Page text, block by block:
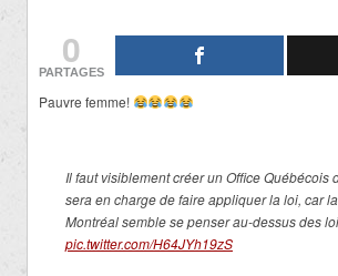
0
PARTAGES
Pauvre femme!
Il faut visiblement créer un Office Québécois
sera en charge de faire appliquer la loi, car
Montréal semble se penser au-dessus des
pic.twitter.com/H64JYh19zS